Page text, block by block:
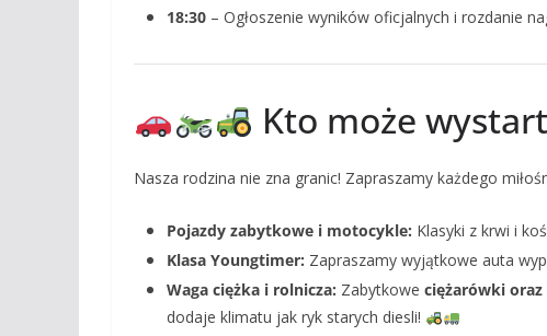
18:30 – Ogłoszenie wyników oficjalnych i rozdanie
Kto może
Nasza rodzina nie zna granic! Zapraszamy każdego
Pojazdy zabytkowe i motocykle: Klasyki z krwi i
Klasa Youngtimer: Zapraszamy wyjątkowe auta
Waga ciężka i rolnicza: Zabytkowe ciężarówki
dodaje klimatu jak ryk starych diesli!